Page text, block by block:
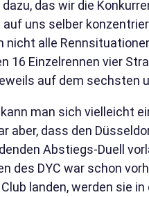
das wir die
uns selber
nicht alle
16 Einzelrennen vier
auf dem sechsten
man sich vielleicht
aber, dass den
Abstiegs-Duell
des DYC war schon
landen, werden sie